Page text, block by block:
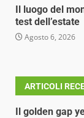
Il luogo del
test dell’estate
Agosto 6, 2026
ARTICOLI
Il golden gap